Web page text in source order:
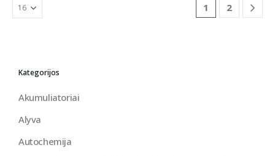
1 2
Kategorijos
Akumuliatoriai
Alyva
Autochemija